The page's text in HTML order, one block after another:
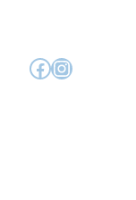
Facebook Instagram